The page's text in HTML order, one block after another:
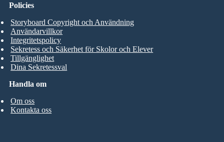
Handla om
Om oss
Kontakta oss
Policies
Storyboard Copyright och Användning
Användarvillkor
Integritetspolicy
Sekretess och Säkerhet för Skolor och Elever
Tillgänglighet
Dina Sekretessval